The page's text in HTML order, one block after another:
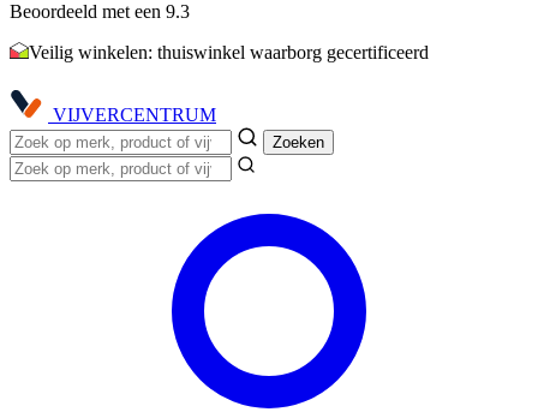
Beoordeeld met een 9.3
Veilig winkelen: thuiswinkel waarborg gecertificeerd
VIJVERCENTRUM
Zoeken